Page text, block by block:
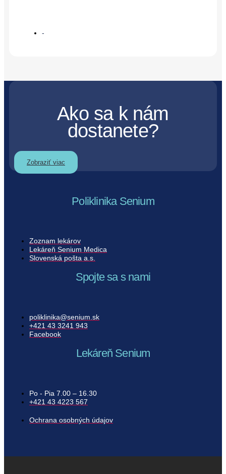
-
Ako sa k nám
dostanete?
Zobraziť viac
Poliklinika Senium
Zoznam lekárov​
Lekáreň Senium Medica
Slovenská pošta a.s.​
Spojte sa s nami
poliklinika@senium.sk
+421 43 3241 943
Facebook
Lekáreň Senium
Po - Pia 7.00 – 16.30
+421 43 4223 567
Ochrana osobných údajov